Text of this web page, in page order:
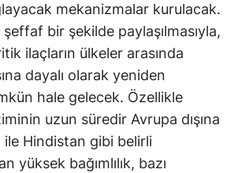
mekanizmalar kurulacak.
bir şekilde paylaşılmasıyla,
ilaçların ülkeler arasında
dayalı olarak yeniden
hale gelecek. Özellikle
uzun süredir Avrupa dışına
ile Hindistan gibi belirli
yüksek bağımlılık, bazı